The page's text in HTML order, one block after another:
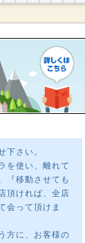
下さい。
を使い、離れて
『移動させても
頂ければ、全店
会って頂けま
方に、お客様の